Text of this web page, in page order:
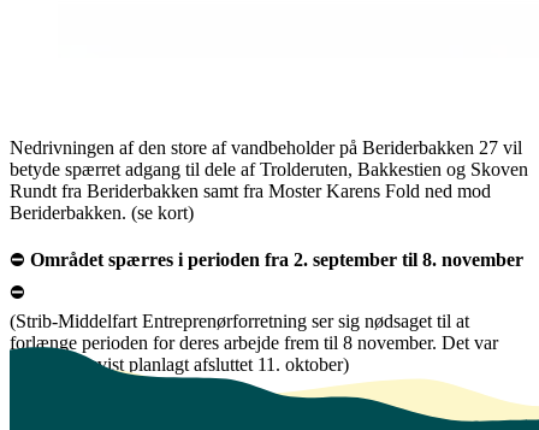
Nedrivningen af den store af vandbeholder på Beriderbakken 27 vil
betyde spærret adgang til dele af Trolderuten, Bakkestien og Skoven
Rundt fra Beriderbakken samt fra Moster Karens Fold ned mod
Beriderbakken. (se kort)
⛔️ Området spærres i perioden fra 2. september til 8. november
⛔️
(Strib-Middelfart Entreprenørforretning ser sig nødsaget til at
forlænge perioden for deres arbejde frem til 8 november. Det var
indledningsvist planlagt afsluttet 11. oktober)
Nedrivningen udføres af Strib-Middelfart Entreprenørforretning A/S